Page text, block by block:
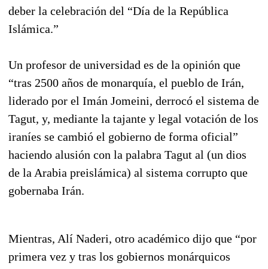
deber la celebración del “Día de la República
Islámica.”
Un profesor de universidad es de la opinión que
“tras 2500 años de monarquía, el pueblo de Irán,
liderado por el Imán Jomeini, derrocó el sistema de
Tagut, y, mediante la tajante y legal votación de los
iraníes se cambió el gobierno de forma oficial”
haciendo alusión con la palabra Tagut al (un dios
de la Arabia preislámica) al sistema corrupto que
gobernaba Irán.
Mientras, Alí Naderi, otro académico dijo que “por
primera vez y tras los gobiernos monárquicos